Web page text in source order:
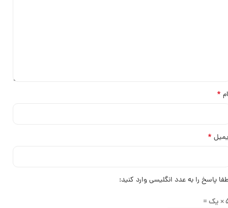
*
*
پاسخ را به عدد انگلیسی وارد کنید:
=